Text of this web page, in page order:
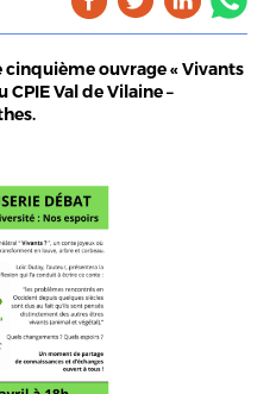
ouvrage « Vivants
Val de Vilaine –